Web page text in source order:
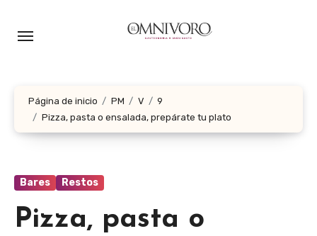
Página de inicio PM V
9
Pizza, pasta o ensalada, prepárate tu plato
Bares Restos
Pizza, pasta o